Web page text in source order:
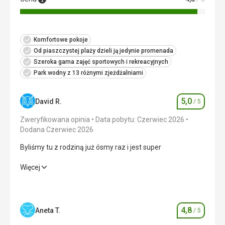
Komfortowe pokoje
Od piaszczystej plaży dzieli ją jedynie promenada
Szeroka gama zajęć sportowych i rekreacyjnych
Park wodny z 13 różnymi zjeżdżalniami
David R. Ocena
5,0 / 5
Zweryfikowana opinia
Data pobytu: Czerwiec 2026
Dodana Czerwiec 2026
Byliśmy tu z rodziną już ósmy raz i jest super
Byliśmy tu z rodziną już ósmy raz i jest super
Zakwaterowanie 5,0/ 5
Więcej
Aneta T. Ocena
4,8 / 5